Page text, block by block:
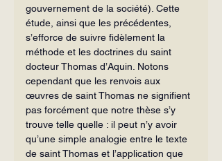
gouvernement de la société). Cette
étude, ainsi que les précédentes,
s’efforce de suivre fidèlement la
méthode et les doctrines du saint
docteur Thomas d’Aquin. Notons
cependant que les renvois aux
œuvres de saint Thomas ne signifient
pas forcément que notre thèse s’y
trouve telle quelle : il peut n’y avoir
qu’une simple analogie entre le texte
de saint Thomas et l’application que